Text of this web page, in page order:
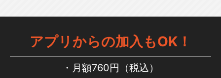
アプリからの加入もOK！
月額760円（税込）